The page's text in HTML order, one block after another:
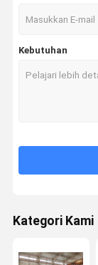
Kebutuhan
Kategori Kami